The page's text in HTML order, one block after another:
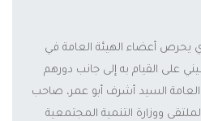
يحرص أعضاء الهيئة العامة في
على القيام به إلى جانب دورهم
العامة السيد أشرف أبو عمر، صاحب
ووزارة التنمية المجتمعية